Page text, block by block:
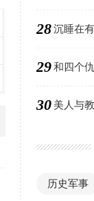
28沉睡在
29和四个
30 美人与
历史军事